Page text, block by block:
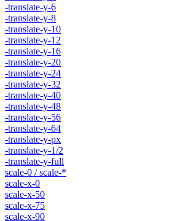
-translate-y-6
-translate-y-8
-translate-y-10
-translate-y-12
-translate-y-16
-translate-y-20
-translate-y-24
-translate-y-32
-translate-y-40
-translate-y-48
-translate-y-56
-translate-y-64
-translate-y-px
-translate-y-1/2
-translate-y-full
scale-0 / scale-*
scale-x-0
scale-x-50
scale-x-75
scale-x-90